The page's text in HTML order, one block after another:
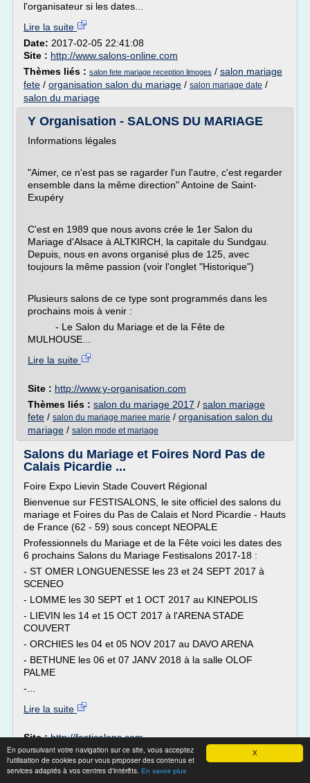
X
En poursuivant votre navigation sur ce site, vous acceptez
l'utilisation de cookies pour vous proposer des contenus et
services adaptés à vos centres d'intérêts. En savoir plus
l'organisateur si les dates...
Lire la suite
Date: 2017-02-05 22:41:08
Site : http://www.salons-online.com
Thèmes liés : salon fete mariage reception limoges / salon mariage
fete / organisation salon du mariage / salon mariage date /
salon du mariage
Y Organisation - SALONS DU MARIAGE
Informations légales
"Aimer, ce n'est pas se ragarder l'un l'autre, c'est regarder
ensemble dans la même direction" Antoine de Saint-
Exupéry
C'est en 1989 que nous avons crée le 1er Salon du
Mariage d'Alsace à ALTKIRCH, la capitale du Sundgau.
Depuis, nous en avons organisé plus de 125, avec
toujours la même passion (voir l'onglet "Historique")
Plusieurs salons de ce type sont programmés dans les
prochains mois à venir :
- Le Salon du Mariage et de la Fête de
MULHOUSE...
Lire la suite
Site : http://www.y-organisation.com
Thèmes liés : salon du mariage 2017 / salon mariage
fete / salon du mariage mariee marie / organisation salon du
mariage / salon mode et mariage
Salons du Mariage et Foires Nord Pas de
Calais Picardie ...
Foire Expo Lievin Stade Couvert Régional
Bienvenue sur FESTISALONS, le site officiel des salons du
mariage et Foires du Pas de Calais et Nord Picardie - Hauts
de France (62 - 59) sous concept NEOPALE
Professionnels du Mariage et de la Fête voici les dates des
6 prochains Salons du Mariage Festisalons 2017-18 :
- ST OMER LONGUENESSE les 23 et 24 SEPT 2017 à
SCENEO
- LOMME les 30 SEPT et 1 OCT 2017 au KINEPOLIS
- LIEVIN les 14 et 15 OCT 2017 à l'ARENA STADE
COUVERT
- ORCHIES les 04 et 05 NOV 2017 au DAVO ARENA
- BETHUNE les 06 et 07 JANV 2018 à la salle OLOF
PALME
-...
Lire la suite
Site :http://festisalons.com
Thèmes liés :salon mariage france/salle reception mariage
nord pas de calais/salon mariage date /salon du mariage 2017